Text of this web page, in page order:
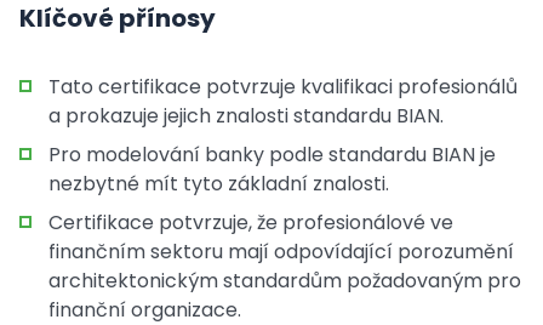
Klíčové přínosy
Tato certifikace potvrzuje kvalifikaci profesionálů
a prokazuje jejich znalosti standardu BIAN.
Pro modelování banky podle standardu BIAN je
nezbytné mít tyto základní znalosti.
Certifikace potvrzuje, že profesionálové ve
finančním sektoru mají odpovídající porozumění
architektonickým standardům požadovaným pro
finanční organizace.